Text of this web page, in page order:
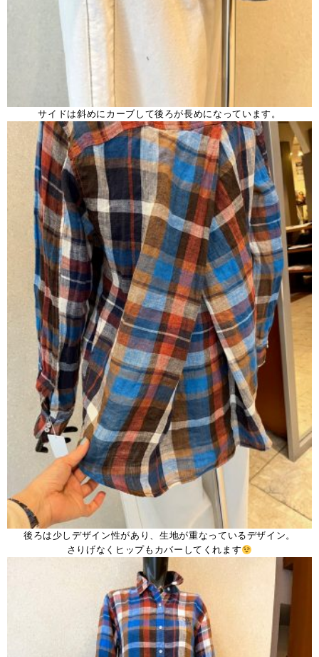
サイドは斜めにカーブして後ろが長めになっています。
後ろは少しデザイン性があり、生地が重なっているデザイン。
さりげなくヒップもカバーしてくれます